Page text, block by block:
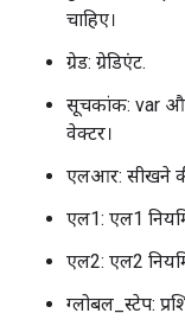
चाहिए।
ग्रेड: ग्रेडिएंट.
सूचकांक: var
वेक्टर।
एलआर: सीखने
एल1: एल1
एल2: एल2
ग्लोबल_स्टेप: